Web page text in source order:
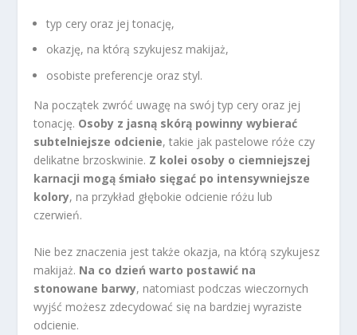
typ cery oraz jej tonację,
okazję, na którą szykujesz makijaż,
osobiste preferencje oraz styl.
Na początek zwróć uwagę na swój typ cery oraz jej
tonację. Osoby z jasną skórą powinny wybierać
subtelniejsze odcienie, takie jak pastelowe róże czy
delikatne brzoskwinie. Z kolei osoby o ciemniejszej
karnacji mogą śmiało sięgać po intensywniejsze
kolory, na przykład głębokie odcienie różu lub
czerwień.
Nie bez znaczenia jest także okazja, na którą szykujesz
makijaż. Na co dzień warto postawić na
stonowane barwy, natomiast podczas wieczornych
wyjść możesz zdecydować się na bardziej wyraziste
odcienie.